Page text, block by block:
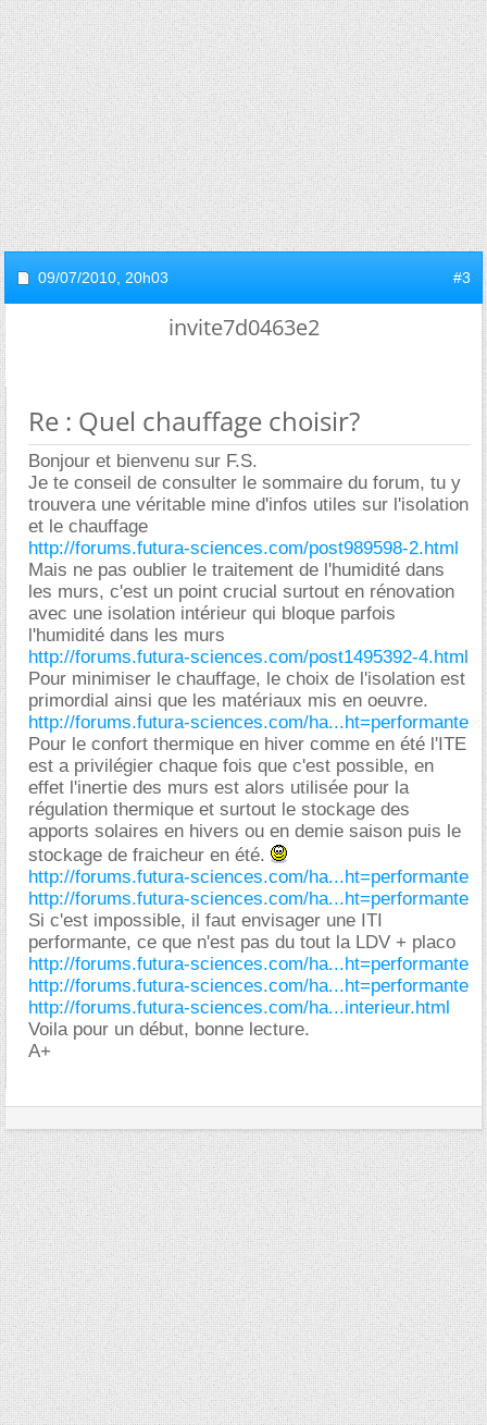
09/07/2010, 20h03 #3
invite7d0463e2
Re : Quel chauffage choisir?
Bonjour et bienvenu sur F.S.
Je te conseil de consulter le sommaire du forum, tu y
trouvera une véritable mine d'infos utiles sur l'isolation
et le chauffage
http://forums.futura-sciences.com/post989598-2.html
Mais ne pas oublier le traitement de l'humidité dans
les murs, c'est un point crucial surtout en rénovation
avec une isolation intérieur qui bloque parfois
l'humidité dans les murs
http://forums.futura-sciences.com/post1495392-4.html
Pour minimiser le chauffage, le choix de l'isolation est
primordial ainsi que les matériaux mis en oeuvre.
http://forums.futura-sciences.com/ha...ht=performante
Pour le confort thermique en hiver comme en été l'ITE
est a privilégier chaque fois que c'est possible, en
effet l'inertie des murs est alors utilisée pour la
régulation thermique et surtout le stockage des
apports solaires en hivers ou en demie saison puis le
stockage de fraicheur en été.
http://forums.futura-sciences.com/ha...ht=performante
http://forums.futura-sciences.com/ha...ht=performante
Si c'est impossible, il faut envisager une ITI
performante, ce que n'est pas du tout la LDV + placo
http://forums.futura-sciences.com/ha...ht=performante
http://forums.futura-sciences.com/ha...ht=performante
http://forums.futura-sciences.com/ha...interieur.html
Voila pour un début, bonne lecture.
A+